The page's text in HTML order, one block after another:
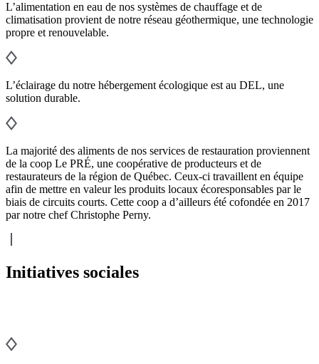
L’alimentation en eau de nos systèmes de chauffage et de
climatisation provient de notre réseau géothermique, une technologie
propre et renouvelable.
L’éclairage du notre hébergement écologique est au DEL, une
solution durable.
La majorité des aliments de nos services de restauration proviennent
de la coop Le PRÉ, une coopérative de producteurs et de
restaurateurs de la région de Québec. Ceux-ci travaillent en équipe
afin de mettre en valeur les produits locaux écoresponsables par le
biais de circuits courts. Cette coop a d’ailleurs été cofondée en 2017
par notre chef Christophe Perny.
Initiatives sociales